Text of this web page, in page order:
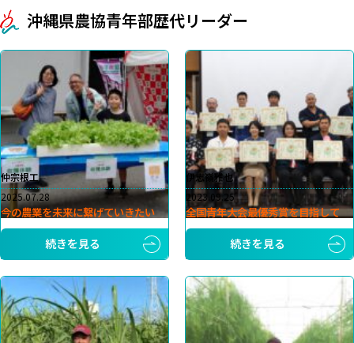
沖縄県農協青年部歴代リーダー
仲宗根工
2025.07.28
今の農業を未来に繋げていきたい
続きを見る
伊志嶺雅也
2023.09.25
全国青年大会最優秀賞を目指して
続きを見る